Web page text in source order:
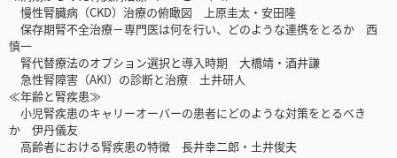
慢性腎臓病（CKD）治療の俯瞰図 上原圭太・安田隆
保存期腎不全治療－専門医は何を行い、どのような連携をとるか 西
慎一
腎代替療法のオプション選択と導入時期 大橋靖・酒井謙
急性腎障害（AKI）の診断と治療 土井研人
≪年齢と腎疾患≫
小児腎疾患のキャリーオーバーの患者にどのような対策をとるべき
か 伊丹儀友
高齢者における腎疾患の特徴 長井幸二郎・土井俊夫